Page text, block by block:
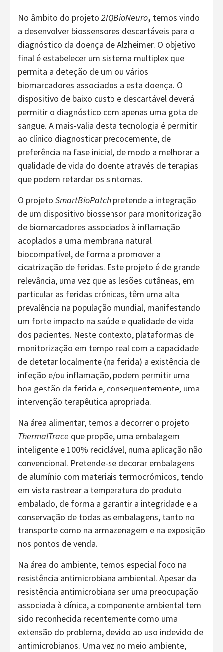
No âmbito do projeto 2IQBioNeuro, temos vindo
a desenvolver biossensores descartáveis para o
diagnóstico da doença de Alzheimer. O objetivo
final é estabelecer um sistema multiplex que
permita a deteção de um ou vários
biomarcadores associados a esta doença. O
dispositivo de baixo custo e descartável deverá
permitir o diagnóstico com apenas uma gota de
sangue. A mais-valia desta tecnologia é permitir
ao clínico diagnosticar precocemente, de
preferência na fase inicial, de modo a melhorar a
qualidade de vida do doente através de terapias
que podem retardar os sintomas.
O projeto SmartBioPatch pretende a integração
de um dispositivo biossensor para monitorização
de biomarcadores associados à inflamação
acoplados a uma membrana natural
biocompatível, de forma a promover a
cicatrização de feridas. Este projeto é de grande
relevância, uma vez que as lesões cutâneas, em
particular as feridas crónicas, têm uma alta
prevalência na população mundial, manifestando
um forte impacto na saúde e qualidade de vida
dos pacientes. Neste contexto, plataformas de
monitorização em tempo real com a capacidade
de detetar localmente (na ferida) a existência de
infeção e/ou inflamação, podem permitir uma
boa gestão da ferida e, consequentemente, uma
intervenção terapêutica apropriada.
Na área alimentar, temos a decorrer o projeto
ThermalTrace que propõe, uma embalagem
inteligente e 100% reciclável, numa aplicação não
convencional. Pretende-se decorar embalagens
de alumínio com materiais termocrómicos, tendo
em vista rastrear a temperatura do produto
embalado, de forma a garantir a integridade e a
conservação de todas as embalagens, tanto no
transporte como na armazenagem e na exposição
nos pontos de venda.
Na área do ambiente, temos especial foco na
resistência antimicrobiana ambiental. Apesar da
resistência antimicrobiana ser uma preocupação
associada à clínica, a componente ambiental tem
sido reconhecida recentemente como uma
extensão do problema, devido ao uso indevido de
antimicrobianos. Uma vez no meio ambiente,